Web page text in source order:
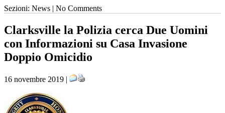
Sezioni: News | No Comments
Clarksville la Polizia cerca Due Uomini
con Informazioni su Casa Invasione
Doppio Omicidio
16 novembre 2019 |